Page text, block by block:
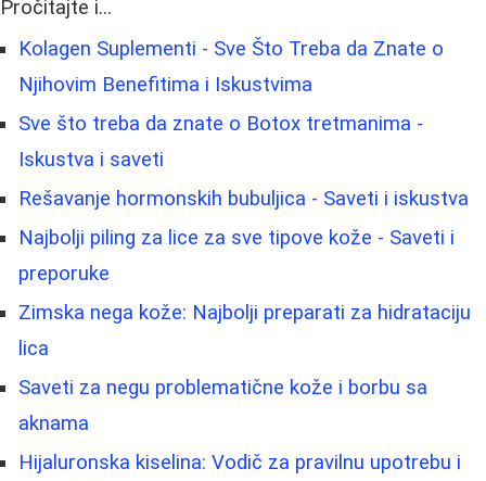
Pročitajte i...
Kolagen Suplementi - Sve Što Treba da Znate o
Njihovim Benefitima i Iskustvima
Sve što treba da znate o Botox tretmanima -
Iskustva i saveti
Rešavanje hormonskih bubuljica - Saveti i iskustva
Najbolji piling za lice za sve tipove kože - Saveti i
preporuke
Zimska nega kože: Najbolji preparati za hidrataciju
lica
Saveti za negu problematične kože i borbu sa
aknama
Hijaluronska kiselina: Vodič za pravilnu upotrebu i